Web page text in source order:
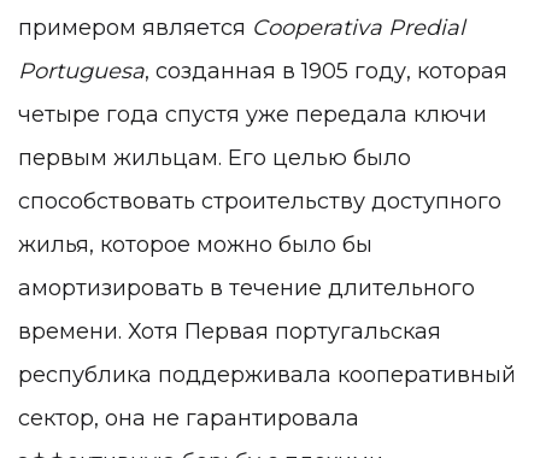
примером является Cooperativa Predial
Portuguesa, созданная в 1905 году, которая
четыре года спустя уже передала ключи
первым жильцам. Его целью было
способствовать строительству доступного
жилья, которое можно было бы
амортизировать в течение длительного
времени. Хотя Первая португальская
республика поддерживала кооперативный
сектор, она не гарантировала